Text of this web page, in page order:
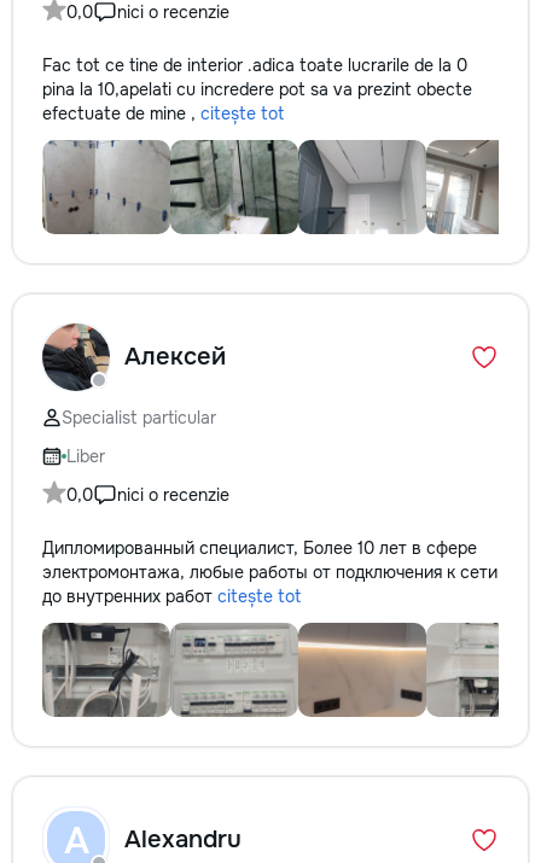
0,0
nici o recenzie
Fac tot ce tine de interior .adica toate lucrarile de la 0
pina la 10,apelati cu incredere pot sa va prezint obecte
efectuate de mine , citește tot
Алексей
Specialist particular
Liber
0,0
nici o recenzie
Дипломированный специалист, Более 10 лет в сфере
электромонтажа, любые работы от подключения к сети
до внутренних работ citește tot
A Alexandru